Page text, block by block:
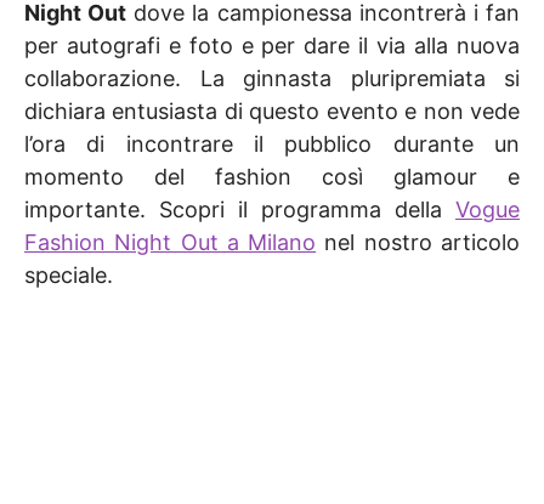
Night Out dove la campionessa incontrerà i fan
per autografi e foto e per dare il via alla nuova
collaborazione. La ginnasta pluripremiata si
dichiara entusiasta di questo evento e non vede
l’ora di incontrare il pubblico durante un
momento del fashion così glamour e
importante. Scopri il programma della Vogue
Fashion Night Out a Milano nel nostro articolo
speciale.